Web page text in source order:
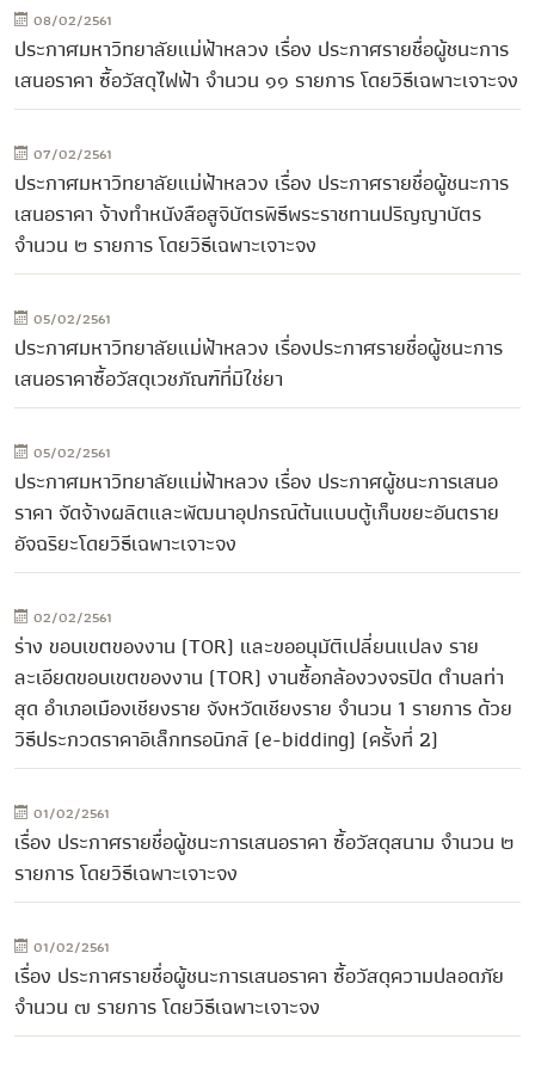
08/02/2561
ประกาศมหาวิทยาลัยแม่ฟ้าหลวง เรื่อง ประกาศรายชื่อผู้ชนะการ
เสนอราคา ซื้อวัสดุไฟฟ้า จำนวน ๑๑ รายการ โดยวิธีเฉพาะเจาะจง
07/02/2561
ประกาศมหาวิทยาลัยแม่ฟ้าหลวง เรื่อง ประกาศรายชื่อผู้ชนะการ
เสนอราคา จ้างทำหนังสือสูจิบัตรพิธีพระราชทานปริญญาบัตร
จำนวน ๒ รายการ โดยวิธีเฉพาะเจาะจง
05/02/2561
ประกาศมหาวิทยาลัยแม่ฟ้าหลวง เรื่องประกาศรายชื่อผู้ชนะการ
เสนอราคาซื้อวัสดุเวชภัณฑ์ที่มิใช่ยา
05/02/2561
ประกาศมหาวิทยาลัยแม่ฟ้าหลวง เรื่อง ประกาศผู้ชนะการเสนอ
ราคา จัดจ้างผลิตและพัฒนาอุปกรณ์ต้นแบบตู้เก็บขยะอันตราย
อัจฉริยะโดยวิธีเฉพาะเจาะจง
02/02/2561
ร่าง ขอบเขตของงาน (TOR) และขออนุมัติเปลี่ยนแปลง ราย
ละเอียดขอบเขตของงาน (TOR) งานซื้อกล้องวงจรปิด ตำบลท่า
สุด อำเภอเมืองเชียงราย จังหวัดเชียงราย จำนวน 1 รายการ ด้วย
วิธีประกวดราคาอิเล็กทรอนิกส์ (e-bidding) (ครั้งที่ 2)
01/02/2561
เรื่อง ประกาศรายชื่อผู้ชนะการเสนอราคา ซื้อวัสดุสนาม จำนวน ๒
รายการ โดยวิธีเฉพาะเจาะจง
01/02/2561
เรื่อง ประกาศรายชื่อผู้ชนะการเสนอราคา ซื้อวัสดุความปลอดภัย
จำนวน ๗ รายการ โดยวิธีเฉพาะเจาะจง